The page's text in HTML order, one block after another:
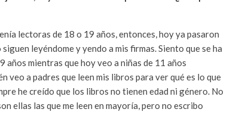
lectoras de 18 o 19 años, entonces, hoy ya pasaron
leyéndome y yendo a mis firmas. Siento que se ha
mientras que hoy veo a niñas de 11 años
veo a padres que leen mis libros para ver qué es lo que
he creído que los libros no tienen edad ni género. No
ellas las que me leen en mayoría, pero no escribo